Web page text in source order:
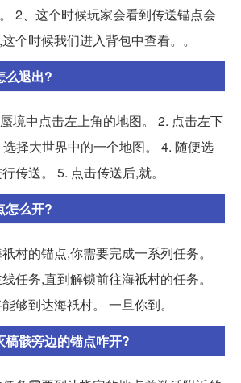
2、这个时候玩家会看到传送锚点会
个时候我们进入背包中查看。。
么退出?
境中点击左上角的地图。 2. 点击左下
择大世界中的一个地图。 4. 随便选
传送。 5. 点击传送后,就。
怎么开?
村的锚点,你需要完成一系列任务。
任务,直到解锁前往海祇村的任务。
够到达海祇村。 一旦你到。
槁骸旁边的锚点咋开?